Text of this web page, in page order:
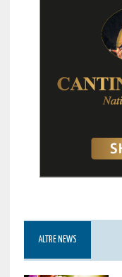
ALTRE NEWS